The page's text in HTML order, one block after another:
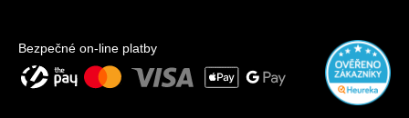
Bezpečné on-line platby